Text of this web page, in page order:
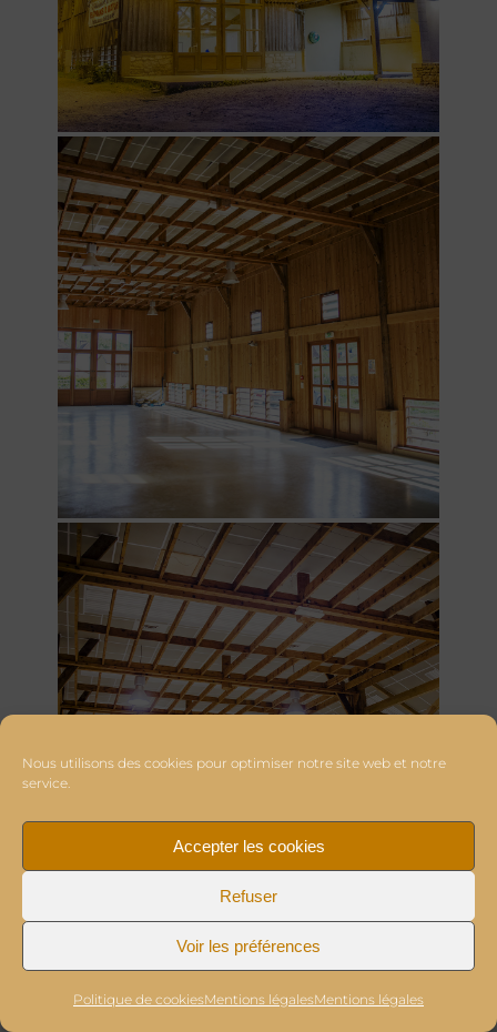
Nous utilisons des cookies pour optimiser notre site web et notre
service.
Accepter les cookies
Refuser
Voir les préférences
Politique de cookiesMentions légalesMentions légales